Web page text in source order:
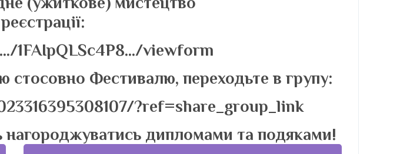
1FAIpQLSc4P8…/viewform
Фестивалю, переходьте в групу:
?ref=share_group_link
нагороджуватись дипломами та подяками!